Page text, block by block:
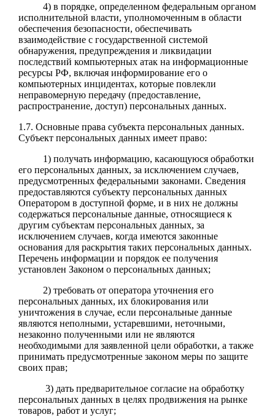
4) в порядке, определенном федеральным органом
исполнительной власти, уполномоченным в области
обеспечения безопасности, обеспечивать
взаимодействие с государственной системой
обнаружения, предупреждения и ликвидации
последствий компьютерных атак на информационные
ресурсы РФ, включая информирование его о
компьютерных инцидентах, которые повлекли
неправомерную передачу (предоставление,
распространение, доступ) персональных данных.
1.7. Основные права субъекта персональных данных.
Субъект персональных данных имеет право:
1) получать информацию, касающуюся обработки
его персональных данных, за исключением случаев,
предусмотренных федеральными законами. Сведения
предоставляются субъекту персональных данных
Оператором в доступной форме, и в них не должны
содержаться персональные данные, относящиеся к
другим субъектам персональных данных, за
исключением случаев, когда имеются законные
основания для раскрытия таких персональных данных.
Перечень информации и порядок ее получения
установлен Законом о персональных данных;
2) требовать от оператора уточнения его
персональных данных, их блокирования или
уничтожения в случае, если персональные данные
являются неполными, устаревшими, неточными,
незаконно полученными или не являются
необходимыми для заявленной цели обработки, а также
принимать предусмотренные законом меры по защите
своих прав;
3) дать предварительное согласие на обработку
персональных данных в целях продвижения на рынке
товаров, работ и услуг;